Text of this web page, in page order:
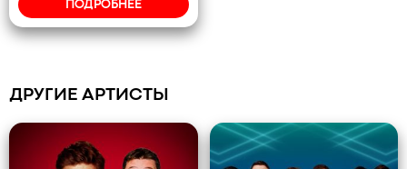
ПОДРОБНЕЕ
ДРУГИЕ АРТИСТЫ